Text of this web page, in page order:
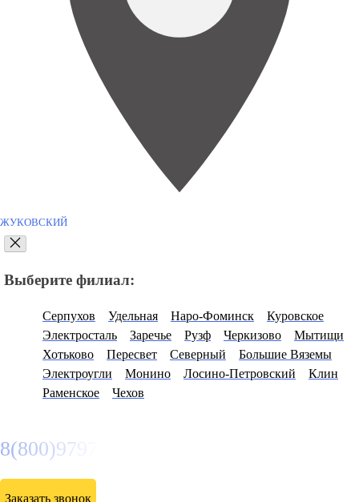
ЖУКОВСКИЙ
Выберите филиал:
Серпухов Удельная Наро-Фоминск
Куровское
Электросталь
Заречье Рузф Черкизово
Мытищи
Хотьково
Пересвет Северный
Большие Вяземы
Электроугли
Монино Лосино-Петровский
Клин
Раменское
Чехов
8(800)9797043
Заказать звонок